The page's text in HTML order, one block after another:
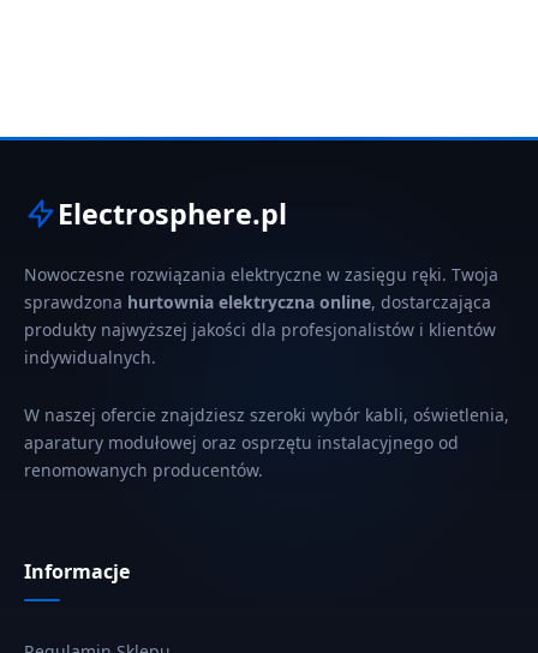
Electrosphere.pl
Nowoczesne rozwiązania elektryczne w zasięgu ręki. Twoja
sprawdzona hurtownia elektryczna online, dostarczająca
produkty najwyższej jakości dla profesjonalistów i klientów
indywidualnych.
W naszej ofercie znajdziesz szeroki wybór kabli, oświetlenia,
aparatury modułowej oraz osprzętu instalacyjnego od
renomowanych producentów.
Informacje